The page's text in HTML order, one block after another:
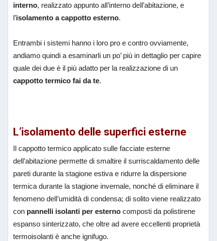
interno, realizzato appunto all’interno dell’abitazione, e
l’isolamento a cappotto esterno.
Entrambi i sistemi hanno i loro pro e contro ovviamente,
andiamo quindi a esaminarli un po’ più in dettaglio per capire
quale dei due è il più adatto per la realizzazione di un
cappotto termico fai da te.
L’isolamento delle superfici esterne
Il cappotto termico applicato sulle facciate esterne
dell’abitazione permette di smaltire il surriscaldamento delle
pareti durante la stagione estiva e ridurre la dispersione
termica durante la stagione invernale, nonché di eliminare il
fenomeno dell’umidità di condensa; di solito viene realizzato
con pannelli isolanti per esterno composti da polistirene
espanso sinterizzato, che oltre ad avere eccellenti proprietà
termoisolanti è anche ignifugo.